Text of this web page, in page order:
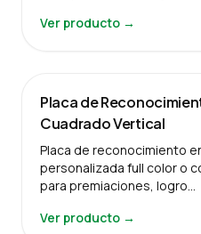
Ver producto →
Placa de
Cuadrado Vertical
Placa de reconocimiento
personalizada full color o
para premiaciones, logro…
Ver producto →